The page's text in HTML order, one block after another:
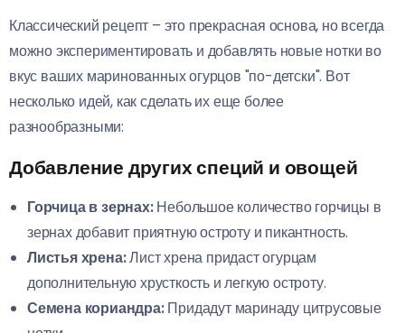
Классический рецепт – это прекрасная основа, но всегда
можно экспериментировать и добавлять новые нотки во
вкус ваших маринованных огурцов "по-детски". Вот
несколько идей, как сделать их еще более
разнообразными:
Добавление других специй и овощей
Горчица в зернах:Небольшое количество горчицы в
зернах добавит приятную остроту и пикантность.
Листья хрена:Лист хрена придаст огурцам
дополнительную хрусткость и легкую остроту.
Семена кориандра:Придадут маринаду цитрусовые